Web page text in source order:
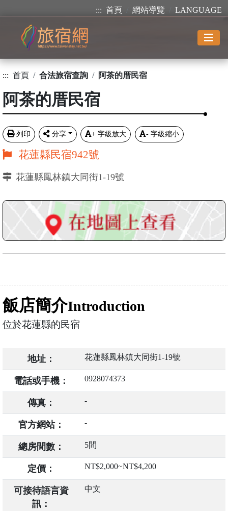
::: 首頁 網站導覽 LANGUAGE
::: 首頁 合法旅宿查詢 阿茶的厝民宿
阿茶的厝民宿
列印 分享 + 字級放大 - 字級縮小
花蓮縣民宿942號
花蓮縣鳳林鎮大同街1-19號
飯店簡介Introduction
位於花蓮縣的民宿
地址： 花蓮縣鳳林鎮大同街1-19號
電話或手機： 0928074373
傳真： -
官方網站： -
總房間數： 5間
定價： NT$2,000~NT$4,200
可接待語言資
訊：
中文